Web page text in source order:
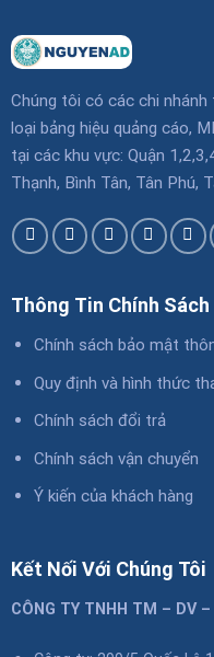
Chúng tôi có các chi
loại bảng hiệu quảng cáo,
tại các khu vực: Quận
Thạnh, Bình Tân, Tân Phú,
Thông Tin Chính Sách
Chính sách bảo mật
Quy định và hình thức
Chính sách đổi trả
Chính sách vận chuyển
Ý kiến của khách hàng
Kết Nối Với Chúng Tôi
CÔNG TY TNHH TM – DV –